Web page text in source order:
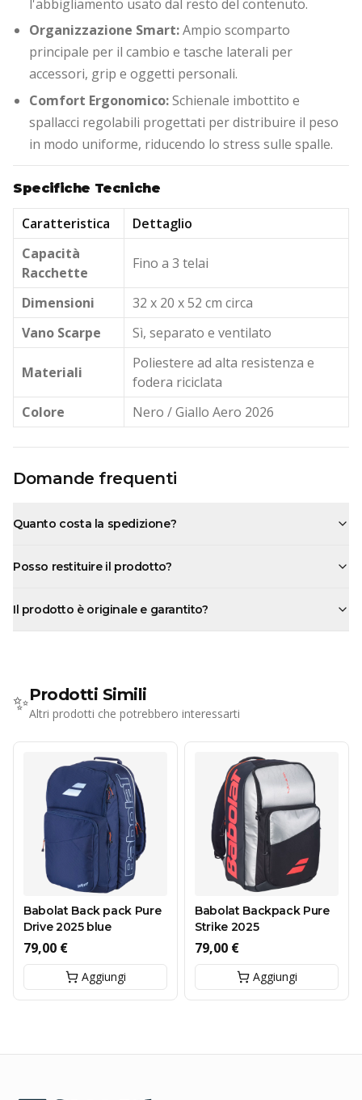
l'abbigliamento usato dal resto del contenuto.
Organizzazione Smart:Ampio scomparto
principale per il cambio e tasche laterali per
accessori, grip e oggetti personali.
Comfort Ergonomico:Schienale imbottito e
spallacci regolabili progettati per distribuire il peso
in modo uniforme, riducendo lo stress sulle spalle.
Specifiche Tecniche
Caratteristica
Dettaglio
Capacità
Racchette
Fino a 3 telai
Dimensioni
32 x 20 x 52 cm circa
Vano Scarpe
Sì, separato e ventilato
Materiali
Poliestere ad alta resistenza e
fodera riciclata
Colore
Nero / Giallo Aero 2026
Domande frequenti
Quanto costa la spedizione?
Posso restituire il prodotto?
Il prodotto è originale e garantito?
✨Prodotti Simili
Altri prodotti che potrebbero interessarti
Babolat Back pack Pure
Drive 2025 blue
79,00 €
Aggiungi
Babolat Backpack Pure
Strike 2025
79,00 €
Aggiungi